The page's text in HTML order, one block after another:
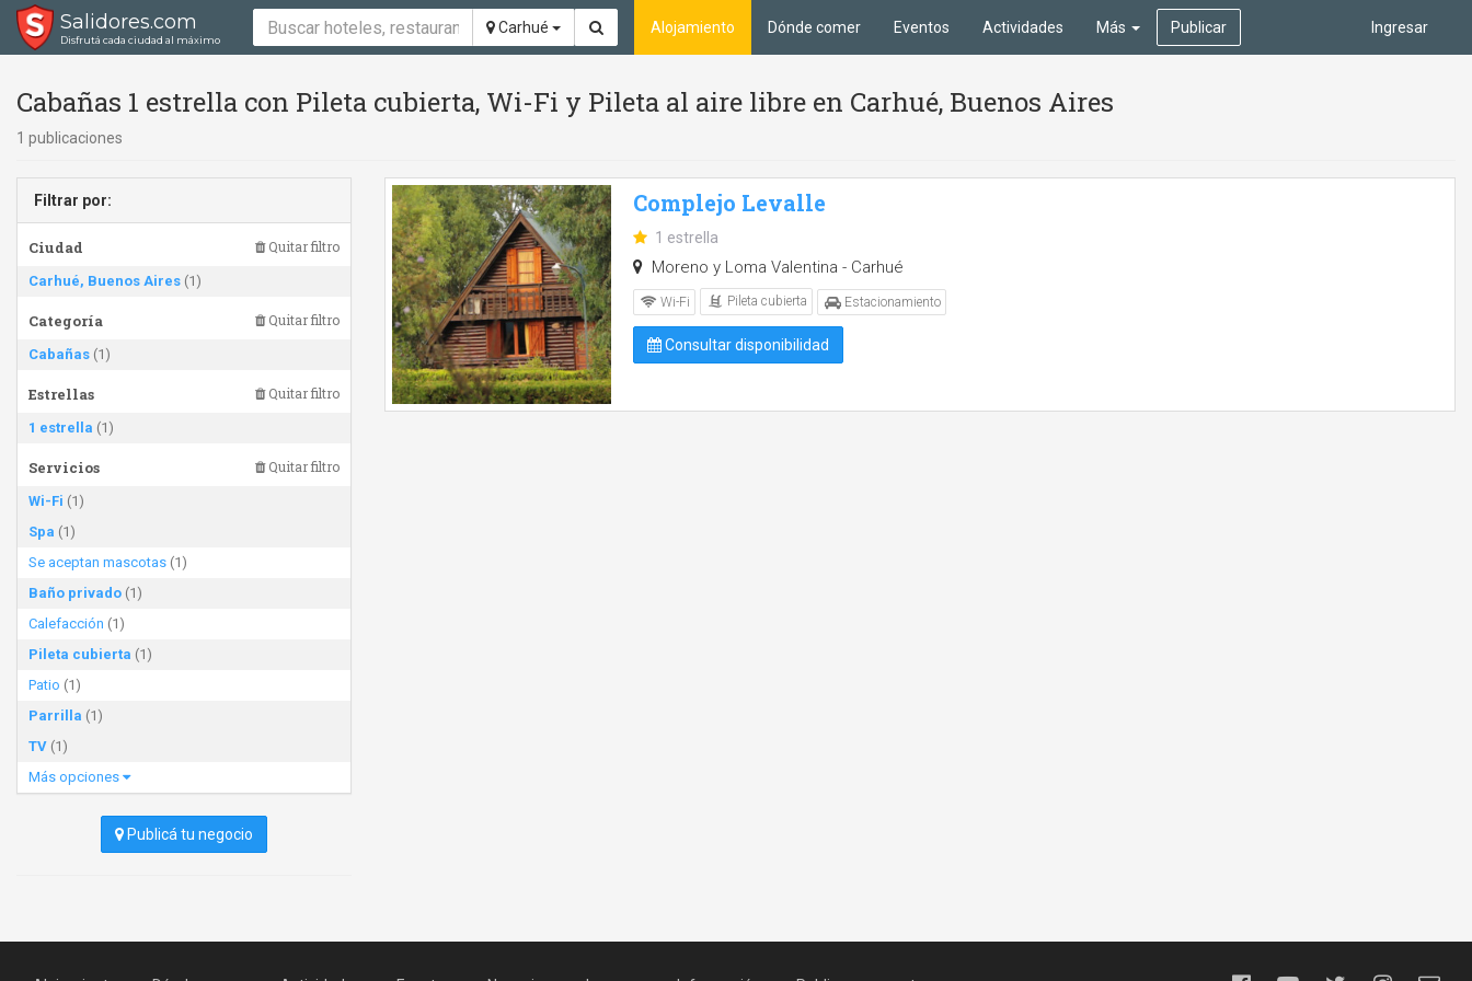
Salidores.com
Disfrutá cada ciudad al máximo
Carhué Ingresar
Alojamiento Dónde comer Eventos Actividades Más Publicar
Cabañas 1 estrella con Pileta cubierta, Wi-Fi y Pileta al aire libre en Carhué, Buenos Aires
1 publicaciones
Filtrar por:
Ciudad Quitar filtro
Carhué, Buenos Aires (1)
Categoría Quitar filtro
Cabañas (1)
Estrellas Quitar filtro
1 estrella (1)
Servicios Quitar filtro
Wi-Fi (1)
Spa (1)
Se aceptan mascotas (1)
Baño privado (1)
Calefacción (1)
Pileta cubierta (1)
Patio (1)
Parrilla (1)
TV (1)
Más opciones
Publicá tu negocio
Complejo Levalle
1 estrella
Moreno y Loma Valentina - Carhué
Wi-Fi Pileta cubierta Estacionamiento
Consultar disponibilidad